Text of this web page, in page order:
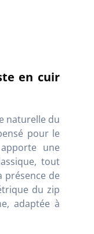
en cuir
naturelle du
pour le
une
tout
présence de
du zip
adaptée à